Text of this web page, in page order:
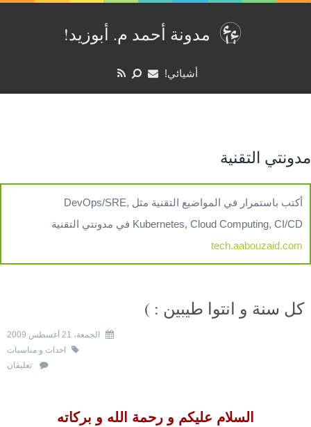
مدونة أحمد م. أبوزيد‏‫!‏
أشيائي!
مدونتي التقنية
أكتب باستمرار في المواضيع التقنية مثل DevOps/SRE,
Kubernetes, Cloud Computing, CI/CD في مدونتي التقنية
tech.aabouzaid.com
كل سنة و انتوا طيبين : )
الجمعة، 21 أغسطس 2009
احداث و مناسبات
تعليقان
السلام عليكم و رحمة الله و بركاته